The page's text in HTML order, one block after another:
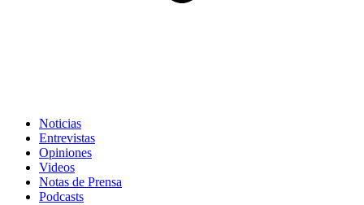
Noticias
Entrevistas
Opiniones
Videos
Notas de Prensa
Podcasts